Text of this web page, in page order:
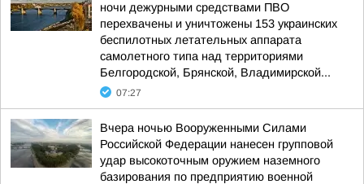
ночи дежурными средствами ПВО
перехвачены и уничтожены 153 украинских
беспилотных летательных аппарата
самолетного типа над территориями
Белгородской, Брянской, Владимирской...
07:27
Вчера ночью Вооруженными Силами
Российской Федерации нанесен групповой
удар высокоточным оружием наземного
базирования по предприятию военной